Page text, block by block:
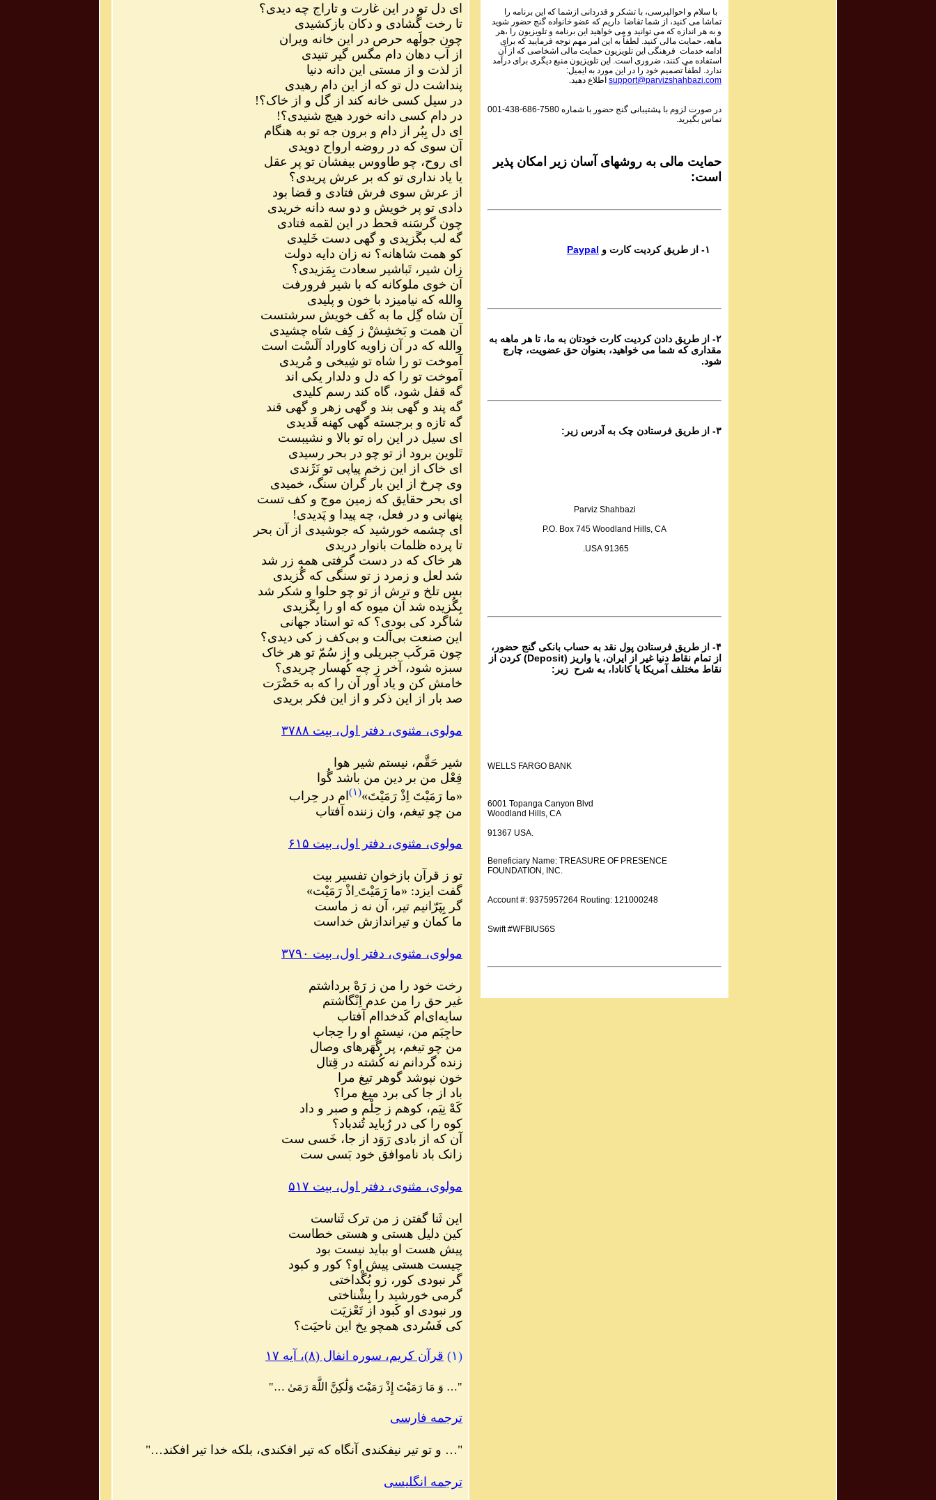
ای دل تو در این غارت و تاراج چه دیدی؟
تا رخت گُشادی و دکان بازکشیدی
چون جولَهه حرص در این خانه ویران
از آب دهان دام مگس گیر تنیدی
از لذت و از مستی این دانه دنیا
پنداشت دل تو که از این دام رهیدی
در سیل کسی خانه کند از گل و از خاک؟!
در دام کسی دانه خورد هیچ شنیدی؟!
ای دل بِبُر از دام و برون جه تو به هنگام
آن سوی که در روضه ارواح دویدی
ای روح، چو طاووس بیفشان تو پر عقل
یا یاد نداری تو که بر عرش پریدی؟
از عرش سوی فرش فتادی و قضا بود
دادی تو پر خویش و دو سه دانه خریدی
چون گرسَنه قحط در این لقمه فتادی
گه لب بگَزیدی و گهی دست خَلیدی
کو همت شاهانه؟ نه زان دایه دولت
زان شیر، تَباشیر سعادت بِمَزیدی؟
آن خوی ملوکانه که با شیر فرورفت
والله که نیامیزد با خون و پلیدی
آن شاه گِل ما به کَف خویش سرشتست
آن همت و بَخشِشْ ز کِف شاه چشیدی
والله که در آن زاویه کاوراد اَلَسْت است
آموخت تو را شاه تو شِیخی و مُریدی
آموخت تو را که دل و دلدار یکی اند
گه قفل شود، گاه کند رسم کلیدی
گه پند و گهی بند و گهی زهر و گهی قند
گه تازه و برجسته گهی کهنه قَدیدی
ای سیل در این راه تو بالا و نشیبست
تَلوین برود از تو چو در بحر رسیدی
ای خاک از این زخم پیاپی تو نَژَندی
وی چرخ از این بار گران سنگ، خمیدی
ای بحر حقایق که زمین موج و کف تست
پنهانی و در فعل، چه پیدا و پَدیدی!
ای چشمه خورشید که جوشیدی از آن بحر
تا پرده ظلمات بانوار دریدی
هر خاک که در دست گرفتی همه زر شد
شد لعل و زمرد ز تو سنگی که گُزیدی
بس تلخ و ترش از تو چو حلوا و شکر شد
بِگُزیده شد آن میوه که او را بِگَزیدی
شاگرد کی بودی؟ که تو استاد جهانی
این صنعت بی‌آلت و بی‌کف ز کی دیدی؟
چون مَرکَب جبریلی و از سُمّ تو هر خاک
سبزه شود، آخر ز چه کُهسار چریدی؟
خامش کن و یاد آور آن را که به حَضْرَت
صد بار از این ذکر و از این فکر بریدی
مولوی، مثنوی، دفتر اول، بیت ٣٧٨٨
شیر حَقَّم، نیستم شیر هوا
فِعْل من بر دین من باشد گُوا
«ما رَمَیْتَ اِذْ رَمَیْتَ»
(۱)
ام در حِراب
من چو تیغم، وان زننده آفتاب
مولوی، مثنوی، دفتر اول، بیت ۶۱۵
تو ز قرآن بازخوان تفسیر بیت
گفت ایزد: «ما رَمَیْتَ ِاذْ رَمَیْت»
گر بِپَرّانیم تیر، آن نه ز ماست
ما کمان و تیراندازش خداست
مولوی، مثنوی، دفتر اول، بیت ۳۷۹۰
رخت خود را من ز رَهْ برداشتم
غیر حق را من عدم اِنْگاشتم
سایه‌ای‌ام کَدخداام آفتاب
حاجِبَم من، نیستم او را حِجاب
من چو تیغم، پر گُهَرهای وصال
زنده گردانم نه کُشته در قِتال
خون نپوشد گوهر تیغ مرا
باد از جا کی برد میغ مرا؟
کَهْ نِیَم، کوهم ز حِلْم و صبر و داد
کوه را کی در رُباید تُندباد؟
آن که از بادی رَوَد از جا، خَسی ست
زانک باد ناموافق خود بَسی ست
مولوی، مثنوی، دفتر اول، بیت ۵۱۷
این ثَنا گفتن ز من ترک ثَناست
کین دلیل هستی و هستی خطاست
پیش هست او بباید نیست بود
چیست هستی پیش او؟ کور و کبود
گر نبودی کور، زو بُگْداختی
گرمی خورشید را بِشْناختی
ور نبودی او کَبود از تَعْزیَت
کی فَسُردی همچو یخ این ناحیَت؟
(۱) قرآن کریم، سوره انفال (۸)، آیه ۱۷
"… وَ مَا رَمَيْتَ إِذْ رَمَيْتَ وَلَٰكِنَّ اللَّهَ رَمَىٰ …"
ترجمه فارسی
"… و تو تیر نیفکندی آنگاه که تیر افکندی، بلکه خدا تیر افکند…"
ترجمه انگلیسی
Ganje Hozour audio Program #594
برنامه صوتی شماره ۵۹۴ گنج حضور
Parviz Shahbazi
Ganje Hozour audio Program #593
برنامه صوتی شماره ۵۹۳ گنج حضور
Ganje Hozour audio Program #592
Ganje Hozour audio Program #591
Ganje Hozour audio Program #590
Parviz Shahbazi
Ganje Hozour audio Program #589
Ganje Hozour audio Program #588
Parviz Shahbazi
Ganje Hozour audio Program #587
Ganje Hozour audio Program #586
Parviz Shahbazi
برنامه صوتی شماره ۵۸۴ گنج حضور
Ganje Hozour audio Program #583
با سلام و احوالپرسی، با تشکر و قدردانی ازشما که این برنامه را
تماشا می کنید، از شما تقاضا داریم که عضو خانواده گنج حضور شوید
و به هر اندازه که می توانید و می خواهید این برنامه و تلویزیون را ،هر
ماهه، حمایت مالی کنید. لطفاً به این امر مهم توجه فرمایید که برای
ادامه خدمات فرهنگی این تلویزیون حمایت مالی اشخاصی که از آن
استفاده می کنند، ضروری است. این تلویزیون منبع دیگری برای درآمد
ندارد. لطفاً تصمیم خود را در این مورد به ایمیل:
support@parvizshahbazi.com اطلاع دهید.
در صورت لزوم با ‍پشتیبانی گنج حضور با شماره 001-438-686-7580
تماس بگیرید.
حمایت مالی به روشهای آسان زیر امکان پذیر
است:
Paypal
۲- از طریق دادن کردیت کارت خودتان به ما، تا هر ماهه به
مقداری که شما می خواهید، بعنوان حق عضویت، چارج
شود.
۳- از طریق فرستادن چک به آدرس زیر:
Parviz Shahbazi
P.O. Box 745 Woodland Hills, CA
91365 USA.
۴- از طریق فرستادن پول نقد به حساب بانکی گنج حضور،
از تمام نقاط دنیا غیر از ایران، یا واریز (Deposit) کردن از
نقاط مختلف آمریکا یا کانادا، به شرح زیر:
WELLS FARGO BANK
6001 Topanga Canyon Blvd
Woodland Hills, CA
91367 USA.
Beneficiary Name: TREASURE OF PRESENCE
FOUNDATION, INC.
Account #: 9375957264 Routing: 121000248
Swift #WFBIUS6S